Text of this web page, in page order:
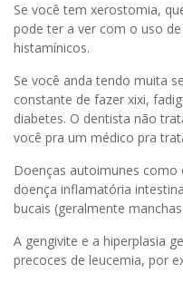
Se você tem xerostomia,
pode ter a ver com o uso
histamínicos.
Se você anda tendo muita
constante de fazer xixi,
diabetes. O dentista não
você pra um médico pra
Doenças autoimunes como
doença inflamatória
bucais (geralmente
A gengivite e a hiperplasia
precoces de leucemia, por